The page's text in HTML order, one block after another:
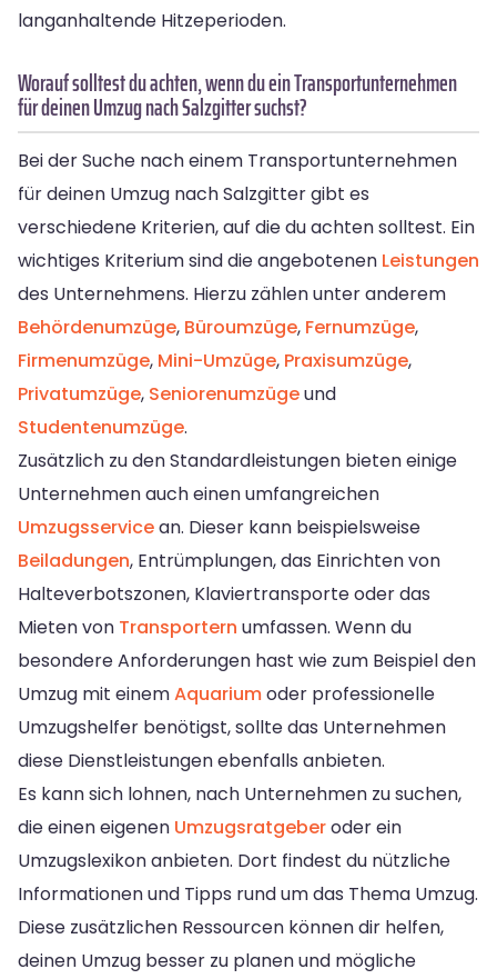
langanhaltende Hitzeperioden.
Worauf solltest du achten, wenn du ein Transportunternehmen
für deinen Umzug nach Salzgitter suchst?
Bei der Suche nach einem Transportunternehmen
für deinen Umzug nach Salzgitter gibt es
verschiedene Kriterien, auf die du achten solltest. Ein
wichtiges Kriterium sind die angebotenen Leistungen
des Unternehmens. Hierzu zählen unter anderem
Behördenumzüge, Büroumzüge, Fernumzüge,
Firmenumzüge, Mini-Umzüge, Praxisumzüge,
Privatumzüge, Seniorenumzügeund
Studentenumzüge.
Zusätzlich zu den Standardleistungen bieten einige
Unternehmen auch einen umfangreichen
Umzugsservicean. Dieser kann beispielsweise
Beiladungen, Entrümplungen, das Einrichten von
Halteverbotszonen, Klaviertransporte oder das
Mieten von Transportern umfassen. Wenn du
besondere Anforderungen hast wie zum Beispiel den
Umzug mit einemAquariumoder professionelle
Umzugshelfer benötigst, sollte das Unternehmen
diese Dienstleistungen ebenfalls anbieten.
Es kann sich lohnen, nach Unternehmen zu suchen,
die einen eigenen Umzugsratgeberoder ein
Umzugslexikon anbieten. Dort findest du nützliche
Informationen und Tipps rund um das Thema Umzug.
Diese zusätzlichen Ressourcen können dir helfen,
deinen Umzug besser zu planen und mögliche